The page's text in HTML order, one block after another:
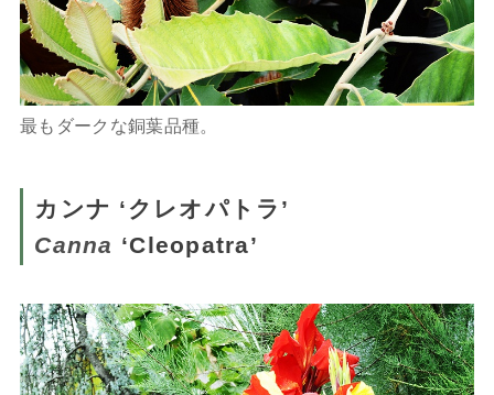
最もダークな銅葉品種。
カンナ ‘クレオパトラ’
Canna ‘Cleopatra’